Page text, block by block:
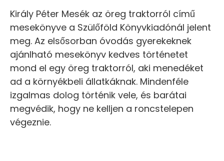
Király Péter Mesék az öreg traktorról című
mesekönyve a Szülőföld Könyvkiadónál jelent
meg. Az elsősorban óvodás gyerekeknek
ajánlható mesekönyv kedves történetet
mond el egy öreg traktorról, aki menedéket
ad a környékbeli állatkáknak. Mindenféle
izgalmas dolog történik vele, és barátai
megvédik, hogy ne kelljen a roncstelepen
végeznie.